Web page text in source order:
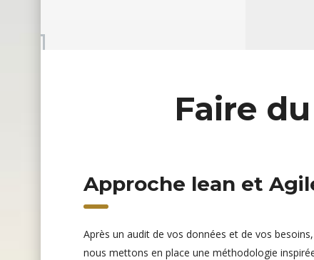
Faire
Approche lean et
Après un audit de vos données et de vos besoins,
nous mettons en place une méthodologie